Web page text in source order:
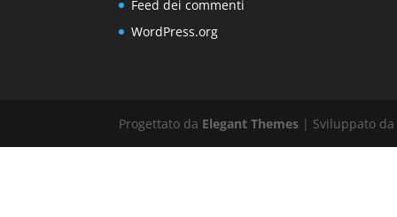
Feed dei commenti
WordPress.org
Progettato da Elegant Themes | Sviluppato